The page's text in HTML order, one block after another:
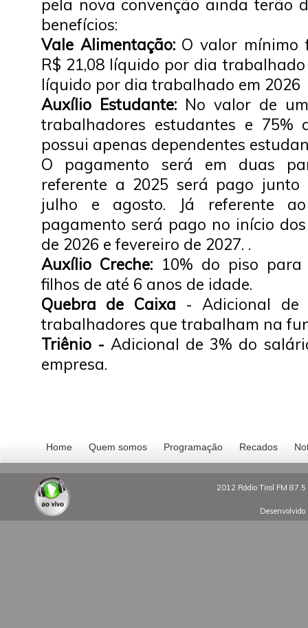
pela nova convenção ainda terão
benefícios:
Vale Alimentação: O valor mínimo
R$ 21,08 líquido por dia trabalhado
líquido por dia trabalhado em 2026
Auxílio Estudante: No valor de
trabalhadores estudantes e 75%
possui apenas dependentes
O pagamento será em duas
referente a 2025 será pago junto
julho e agosto. Já referente
pagamento será pago no início
de 2026 e fevereiro de 2027. .
Auxílio Creche: 10% do piso
filhos de até 6 anos de idade.
Quebra de Caixa - Adicional de
trabalhadores que trabalham na
Triênio - Adicional de 3% do
empresa.
Home Quem somos Programação Recados
2012 Rádio Tirol FM 87.5